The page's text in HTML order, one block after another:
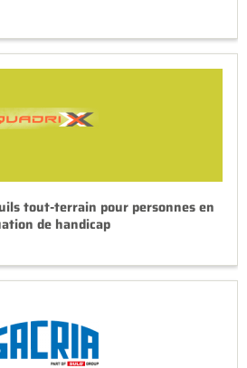
tout-terrain pour personnes en
de handicap